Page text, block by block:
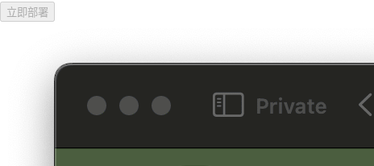
立即部署